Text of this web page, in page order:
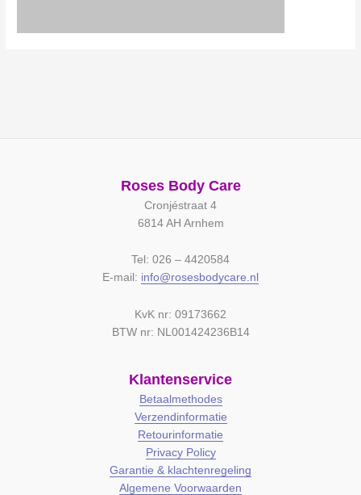
Roses Body Care
Cronjéstraat 4
6814 AH Arnhem
Tel: 026 – 4420584
E-mail: info@rosesbodycare.nl
KvK nr: 09173662
BTW nr: NL001424236B14
Klantenservice
Betaalmethodes
Verzendinformatie
Retourinformatie
Privacy Policy
Garantie & klachtenregeling
Algemene Voorwaarden